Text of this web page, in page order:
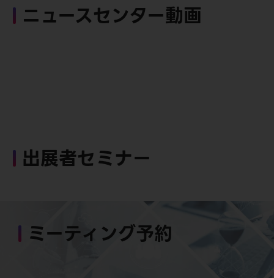
ニュースセンター動画
出展者セミナー
ミーティング予約